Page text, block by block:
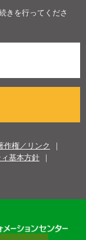
きを行ってくださ
作権／リンク
基本方針